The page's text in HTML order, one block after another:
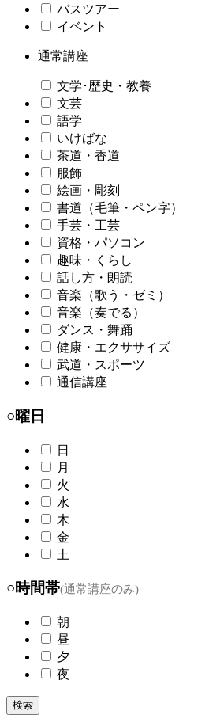
バスツアー
イベント
通常講座
文学･歴史・教養
文芸
語学
いけばな
茶道・香道
服飾
絵画・彫刻
書道（毛筆・ペン字）
手芸・工芸
資格・パソコン
趣味・くらし
話し方・朗読
音楽（歌う・ゼミ）
音楽（奏でる）
ダンス・舞踊
健康・エクササイズ
武道・スポーツ
通信講座
○曜日
日
月
火
水
木
金
土
○時間帯(通常講座のみ)
朝
昼
夕
夜
検索